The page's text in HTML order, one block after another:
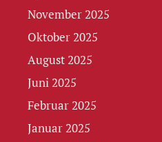
November 2025
Oktober 2025
August 2025
Juni 2025
Februar 2025
Januar 2025